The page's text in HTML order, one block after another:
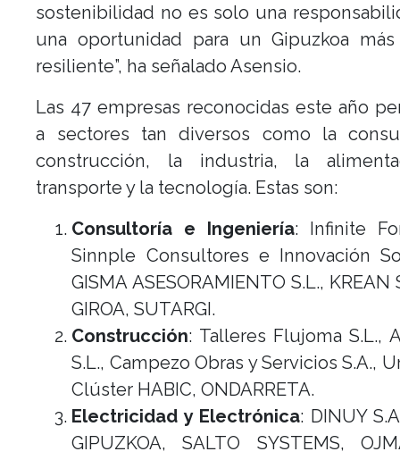
sostenibilidad no es solo una
una oportunidad para un Gipuzkoa
resiliente”, ha señalado Asensio.
Las 47 empresas reconocidas este año
a sectores tan diversos como la
construcción, la industria, la
transporte y la tecnología. Estas son:
Consultoría e Ingeniería: Infinite
Sinnple Consultores e Innovación
GISMA ASESORAMIENTO S.L., KREAN
GIROA, SUTARGI.
Construcción: Talleres Flujoma S.L.,
S.L., Campezo Obras y Servicios S.A.,
Clúster HABIC, ONDARRETA.
Electricidad y Electrónica: DINUY
GIPUZKOA, SALTO SYSTEMS,